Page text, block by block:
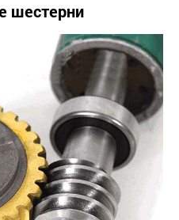
шестерни